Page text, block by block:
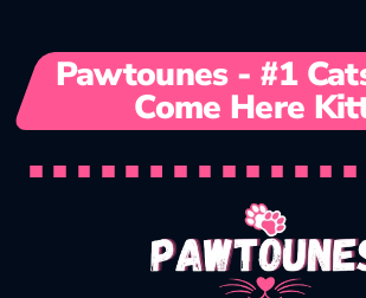
Pawtounes - #1
Come Here